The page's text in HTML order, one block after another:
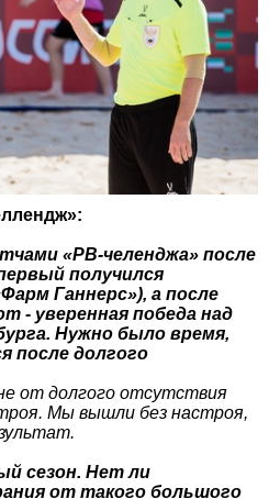
«РВ-челенджа» после
получился
Ганнерс»), а после
- уверенная победа над
Нужно было время,
после долгого
от долгого отсутствия
Мы вышли без настроя,
сезон. Нет ли
от такого большого